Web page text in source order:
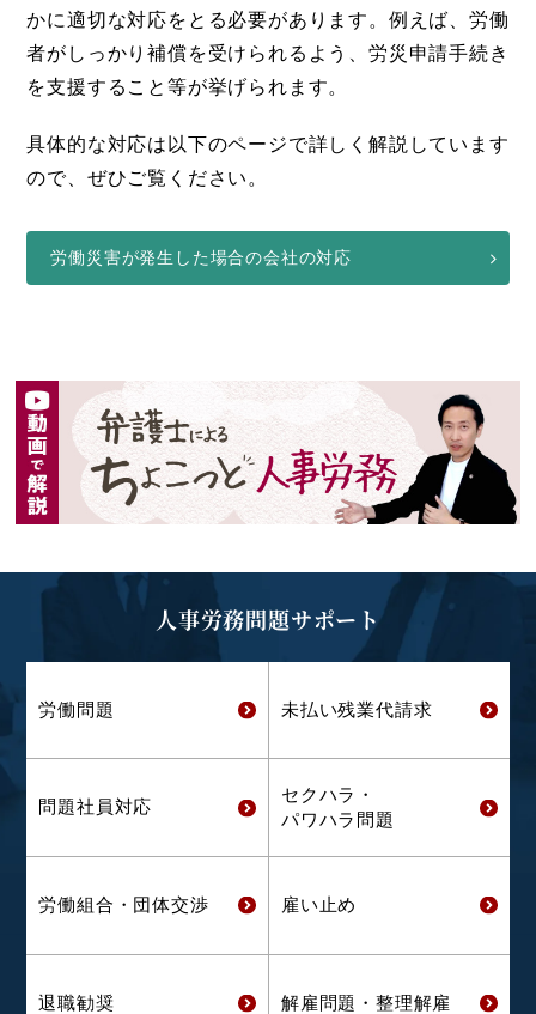
かに適切な対応をとる必要があります。例えば、労働
者がしっかり補償を受けられるよう、労災申請手続き
を支援すること等が挙げられます。
具体的な対応は以下のページで詳しく解説しています
ので、ぜひご覧ください。
労働災害が発生した場合の会社の対応
人事労務問題サポート
労働問題 未払い残業代請求
問題社員対応
セクハラ・
パワハラ問題
労働組合・ 団体交渉 雇い止め
退職勧奨 解雇問題・ 整理解雇